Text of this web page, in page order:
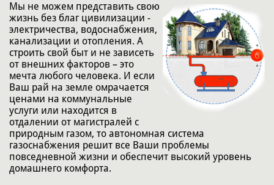
Мы не можем представить свою
жизнь без благ цивилизации -
электричества, водоснабжения,
канализации и отопления. А
строить свой быт и не зависеть
от внешних факторов – это
мечта любого человека. И если
Ваш рай на земле омрачается
ценами на коммунальные
услуги или находится в
отдалении от магистралей с
природным газом, то автономная система
газоснабжения решит все Ваши проблемы
повседневной жизни и обеспечит высокий уровень
домашнего комфорта.